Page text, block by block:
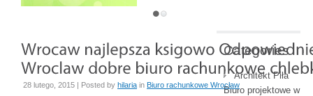
JUST ANOTHER WORDPRESS SITE
28 lutego, 2015 | Posted by hilaria in Biuro rachunkowe Wrocław
Categories
Architekt Piła
Biuro projektowe w